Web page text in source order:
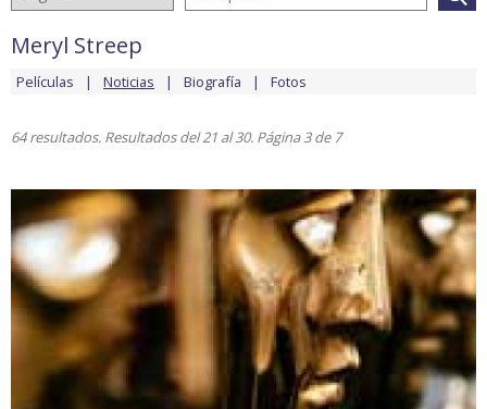
Meryl Streep
Películas Noticias Biografía Fotos
64 resultados. Resultados del 21 al 30. Página 3 de 7